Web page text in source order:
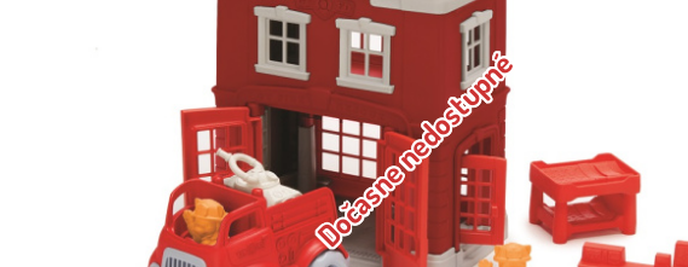
Dočasne nedostupné